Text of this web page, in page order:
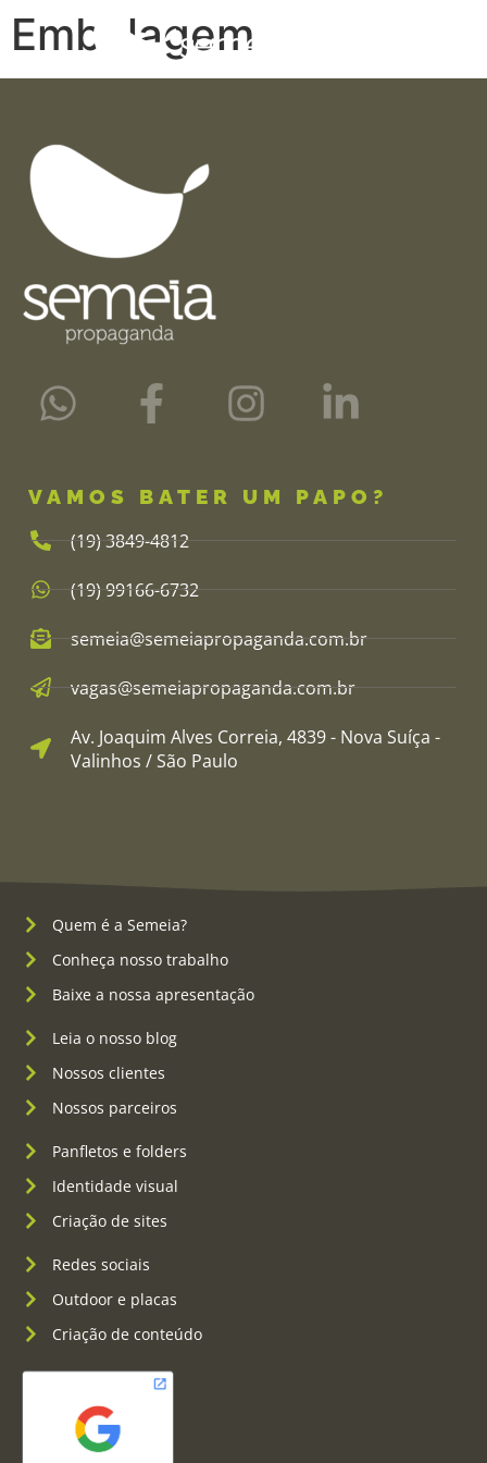
Embalagem
VAMOS BATER UM PAPO?
(19) 3849-4812​
(19) 99166-6732
semeia@semeiapropaganda.com.br​
vagas@semeiapropaganda.com.br​
Av. Joaquim Alves Correia, 4839 - Nova Suíça -
Valinhos / São Paulo
Quem é a Semeia?
Conheça nosso trabalho
Baixe a nossa apresentação
Leia o nosso blog
Nossos clientes
Nossos parceiros
Panfletos e folders
Identidade visual
Criação de sites
Redes sociais
Outdoor e placas
Criação de conteúdo